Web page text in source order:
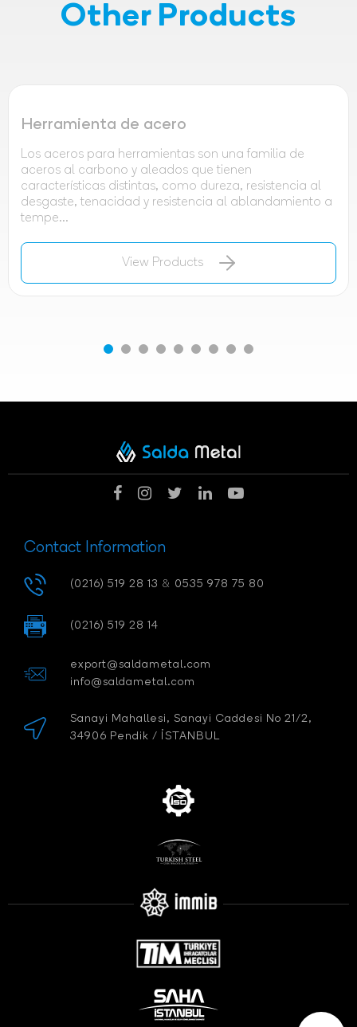
Other Products
Herramienta de acero
Los aceros para herramientas son una familia de
aceros al carbono y aleados que tienen
características distintas, como dureza, resistencia al
desgaste, tenacidad y resistencia al ablandamiento a
tempe...
View Products
Contact Information
(0216) 519 28 13 & 0535 978 75 80
(0216) 519 28 14
export@saldametal.com
info@saldametal.com
Sanayi Mahallesi, Sanayi Caddesi No 21/2,
34906 Pendik / İSTANBUL